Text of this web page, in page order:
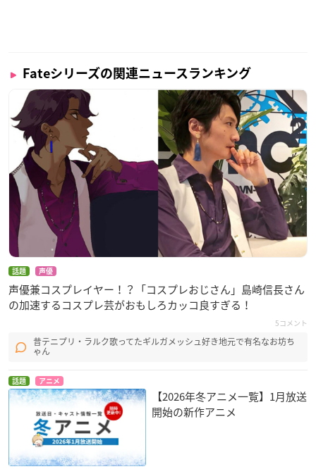
Fateシリーズの関連ニュースランキング
話題 声優
声優兼コスプレイヤー！？「コスプレおじさん」島崎信長さん
の加速するコスプレ芸がおもしろカッコ良すぎる！
5コメント
昔テニプリ・ラルク歌ってたギルガメッシュ好き地元で有名なお坊ち
ゃん
話題 アニメ
【2026年冬アニメ一覧】1月放送
開始の新作アニメ